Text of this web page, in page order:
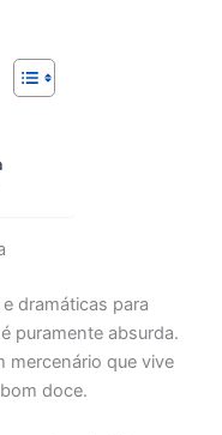
dramáticas para
puramente absurda.
mercenário que vive
doce.